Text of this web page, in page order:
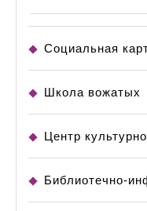
Социальная
Школа вожатых
Центр
Библиотечно-